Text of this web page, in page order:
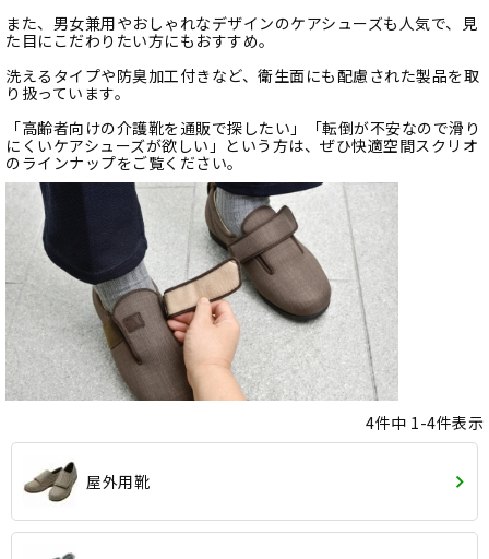
また、男女兼用やおしゃれなデザインのケアシューズも人気で、見
た目にこだわりたい方にもおすすめ。
洗えるタイプや防臭加工付きなど、衛生面にも配慮された製品を取
り扱っています。
「高齢者向けの介護靴を通販で探したい」「転倒が不安なので滑り
にくいケアシューズが欲しい」という方は、ぜひ快適空間スクリオ
のラインナップをご覧ください。
4件中 1-4件表示
屋外用靴